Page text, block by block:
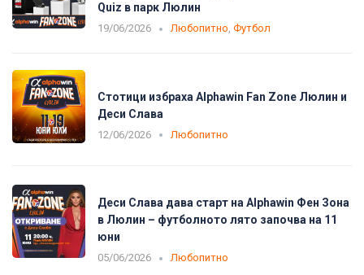
Quiz в парк Люлин
19/06/2026 Любопитно, Футбол
Стотици избраха Alphawin Fan Zone Люлин и
Деси Слава
12/06/2026 Любопитно
Деси Слава дава старт на Alphawin Фен Зона
в Люлин – футболното лято започва на 11
юни
05/06/2026 Любопитно